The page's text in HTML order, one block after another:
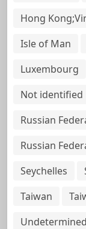
Hong
Isle of Man
Luxembourg
Not identified
Russian
Russian
Seychelles
Taiwan
Undetermined